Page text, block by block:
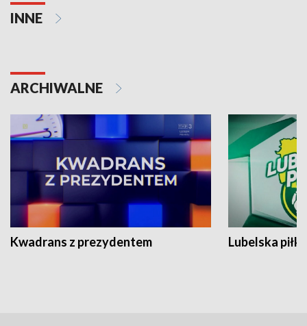
INNE
ARCHIWALNE
Kwadrans z prezydentem Lubelska piłka